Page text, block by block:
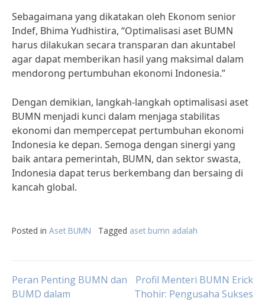
Sebagaimana yang dikatakan oleh Ekonom senior
Indef, Bhima Yudhistira, “Optimalisasi aset BUMN
harus dilakukan secara transparan dan akuntabel
agar dapat memberikan hasil yang maksimal dalam
mendorong pertumbuhan ekonomi Indonesia.”
Dengan demikian, langkah-langkah optimalisasi aset
BUMN menjadi kunci dalam menjaga stabilitas
ekonomi dan mempercepat pertumbuhan ekonomi
Indonesia ke depan. Semoga dengan sinergi yang
baik antara pemerintah, BUMN, dan sektor swasta,
Indonesia dapat terus berkembang dan bersaing di
kancah global.
Posted in Aset BUMN Tagged aset bumn adalah
Post
Peran Penting BUMN dan
BUMD dalam
Profil Menteri BUMN Erick
Thohir: Pengusaha Sukses